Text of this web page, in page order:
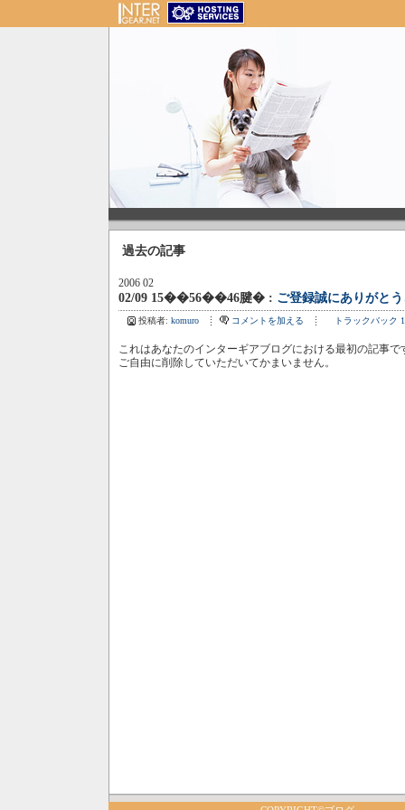
過去の記事
2006 02
02/09 15��56��46腱� : ご登録誠にありがと
投稿者: komuro コメントを加える トラックバック 1
これはあなたのインターギアブログにおける最初の記事で
ご自由に削除していただいてかまいません。